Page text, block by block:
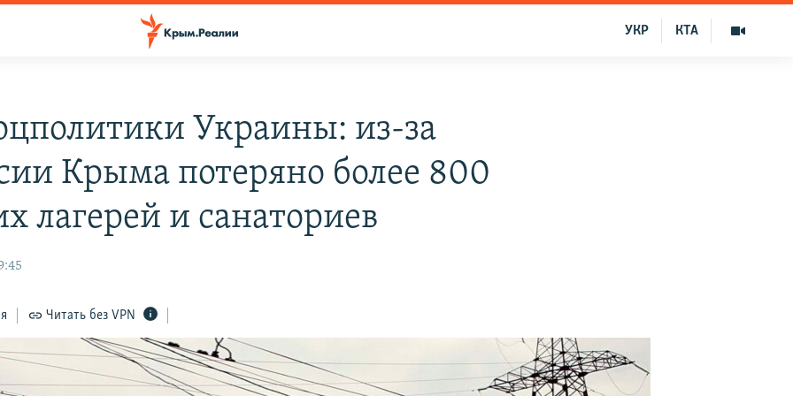
КТА
УКР
Украины: из-за
Крыма потеряно более 800
лагерей и санаториев
Читать без VPN